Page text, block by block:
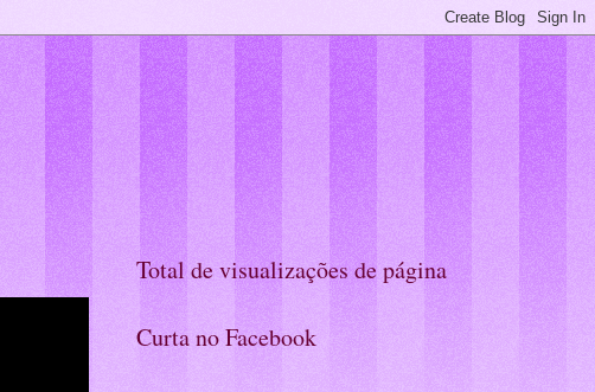
Total de visualizações de página
Curta no Facebook